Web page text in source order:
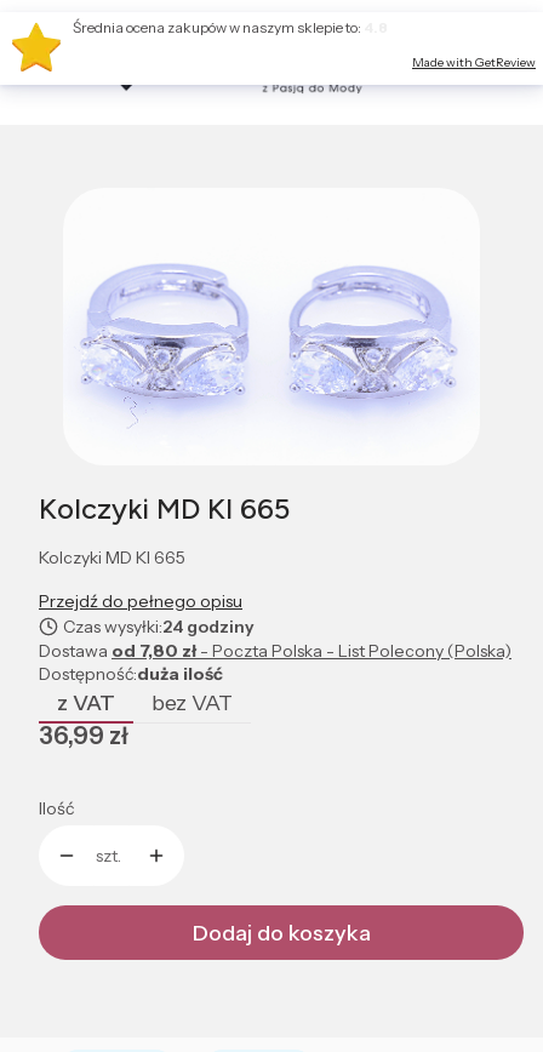
Kolczyki MD KI 665
Kolczyki MD KI 665
Przejdź do pełnego opisu
Czas wysyłki:24 godziny
Dostawa od 7,80 zł- Poczta Polska - List Polecony (Polska)
Dostępność:duża ilość
z VAT bez VAT
Cena
36,99 zł
Ilość
szt.
Dodaj do koszyka
Średnia ocena zakupów w naszym sklepie to:
Made with GetReview